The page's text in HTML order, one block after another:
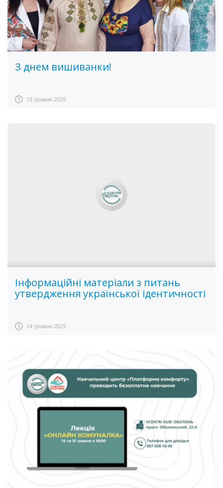
З днем вишиванки!
15 травня 2025
Інформаційні матеріали з питань
утвердження української ідентичності
14 травня 2025